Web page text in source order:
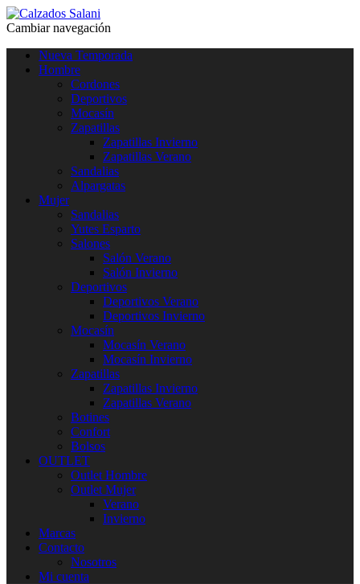
Cambiar navegación
Nueva Temporada
Hombre
Cordones
Deportivos
Mocasín
Zapatillas
Zapatillas Invierno
Zapatillas Verano
Sandalias
Alpargatas
Mujer
Sandalias
Yutes Esparto
Salones
Salón Verano
Salón Invierno
Deportivos
Deportivos Verano
Deportivos Invierno
Mocasín
Mocasín Verano
Mocasín Invierno
Zapatillas
Zapatillas Invierno
Zapatillas Verano
Botines
Confort
Bolsos
OUTLET
Outlet Hombre
Outlet Mujer
Verano
Invierno
Marcas
Contacto
Nosotros
Mi cuenta